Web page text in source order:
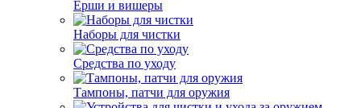
Ерши и вишеры
Наборы для чистки
Средства по уходу
Тампоны, патчи для оружия